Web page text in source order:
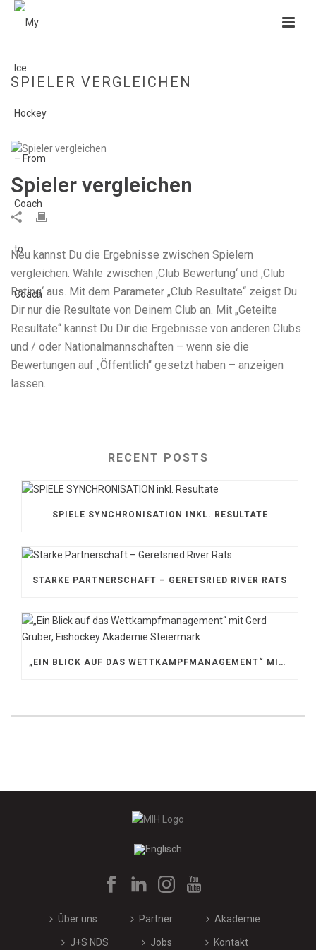
SPIELER VERGLEICHEN
Spieler vergleichen
Neu kannst Du die Ergebnisse zwischen Spielern
vergleichen. Wähle zwischen ‚Club Bewertung‘ und ‚Club
Rating‘ aus. Mit dem Parameter „Club Resultate“ zeigst Du
Dir nur die Resultate von Deinem Club an. Mit „Geteilte
Resultate“ kannst Du Dir die Ergebnisse von anderen Clubs
und / oder Nationalmannschaften – wenn sie die
Bewertungen auf „Öffentlich“ gesetzt haben – anzeigen
lassen.
RECENT POSTS
SPIELE SYNCHRONISATION INKL. RESULTATE
STARKE PARTNERSCHAFT – GERETSRIED RIVER RATS
„EIN BLICK AUF DAS WETTKAMPFMANAGEMENT“ MIT GERD GRUBER, EISHOCKEY AKADEMIE STEIERMARK
Über uns Partner Akademie
J+S NDS Jobs Kontakt